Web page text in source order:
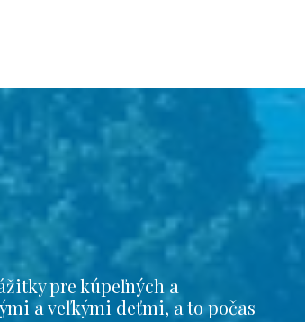
pre kúpeľných a
a veľkými deťmi, a to počas